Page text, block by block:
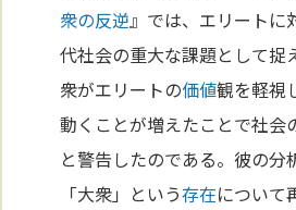
衆の反逆』では、エリートに
代社会の重大な課題として捉
衆がエリートの価値観を軽視
動くことが増えたことで社会
と警告したのである。彼の分
「大衆」という存在について